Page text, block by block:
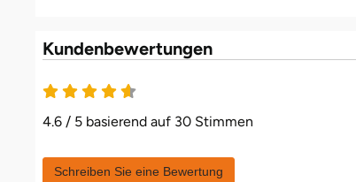
Kundenbewertungen
4.6 von 5
4.6 / 5 basierend auf 30 Stimmen
Schreiben Sie eine Bewertung
Freiburg
Fulda